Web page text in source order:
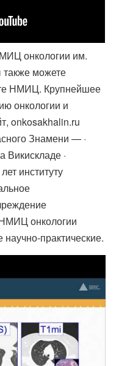
онкологии им.
можете
НМИЦ. Крупнейшее
онкологии и
onkosakhalin.ru
Знамени — ·
·
институту
онкологии
практические.